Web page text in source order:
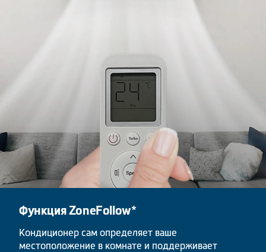
Функция ZoneFollow*
Кондиционер сам определяет ваше
местоположение в комнате и поддерживает